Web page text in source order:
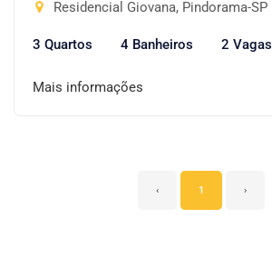
Residencial Giovana, Pindorama-SP
3 Quartos 4 Banheiros 2 Vagas
Mais informações
‹ 1 ›